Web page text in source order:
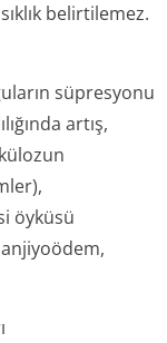
belirtilemez.
süpresyonu
artış,
öyküsü